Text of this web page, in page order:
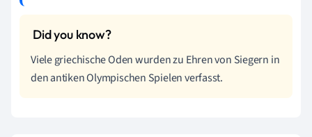
Viele griechische Oden wurden zu Ehren von Siegern in
den antiken Olympischen Spielen verfasst.